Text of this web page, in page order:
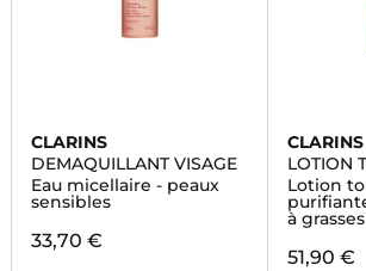
CLARINS
DEMAQUILLANT VISAGE
Eau micellaire - peaux
sensibles
33,70 €
CLARINS
LOTION
Lotion
à grasses
51,90 €